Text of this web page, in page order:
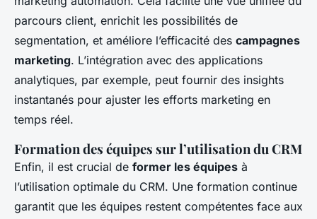
parcours client, enrichit les possibilités de
segmentation, et améliore l’efficacité des campagnes
marketing. L’intégration avec des applications
analytiques, par exemple, peut fournir des insights
instantanés pour ajuster les efforts marketing en
temps réel.
Formation des équipes sur l’utilisation du CRM
Enfin, il est crucial de former les équipes à
l’utilisation optimale du CRM. Une formation continue
garantit que les équipes restent compétentes face aux